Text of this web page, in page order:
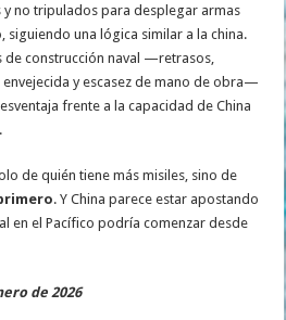
no tripulados para desplegar armas
una lógica similar a la china.
de construcción naval —retrasos,
y escasez de mano de obra—
frente a la capacidad de China
.
de quién tiene más misiles, sino de
. Y China parece estar apostando
en el Pacífico podría comenzar desde
de 2026